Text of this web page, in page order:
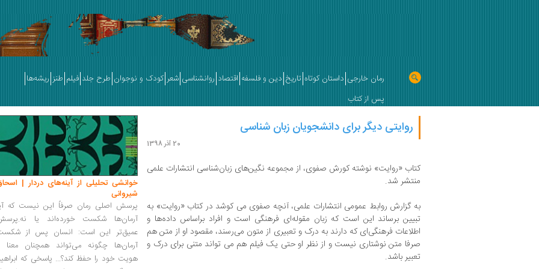
رمان خارجی داستان کوتاه تاریخ دین و فلسفه اقتصاد روانشناسی شعر کودک و نوجوان طرح جلد فیلم طنز ریشه‌ها
پس از کتاب
روایتی دیگر برای دانشجویان زبان شناسی
20 آذر 1398
کتاب «روایت» نوشته کورش صفوی،‌ از مجموعه نگین‌های زبان‌شناسی انتشارات علمی
منتشر شد.
به گزارش روابط عمومی انتشارات علمی، آنچه صفوی می کوشد در کتاب «روایت» به
تبیین برساند این است که زبان مقوله‌ای فرهنگی است و افراد براساس داده‌ها و
اطلاعات فرهنگی‌ای که دارند به درک و تعبیری از متون می‌رسند، مقصود او از متن هم
صرفا متن نوشتاری نیست و از نظر او حتی یک فیلم هم می تواند متنی برای درک و
تعبیر باشد.
خوانشی تحلیلی از آینه‌های دردار |
شیروانی
پرسش اصلی رمان صرفاً این نیست که
آرمان‌ها شکست خورده‌اند یا
عمیق‌تر این است: انسان پس از
آرمان‌ها چگونه می‌تواند همچنان معنا
هویت خود را حفظ کند؟... پاسخی که